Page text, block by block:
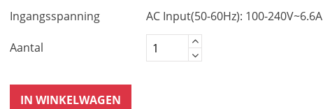
Ingangsspanning
AC Input(50-60Hz): 100-240V~6.6A
Aantal
IN WINKELWAGEN